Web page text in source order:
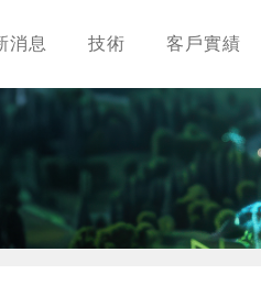
消息 技術 客戶實績